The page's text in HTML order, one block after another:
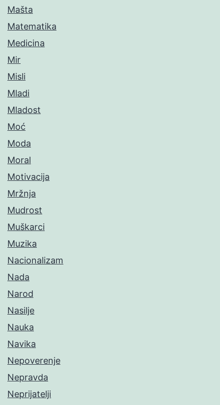
Mašta
Matematika
Medicina
Mir
Misli
Mladi
Mladost
Moć
Moda
Moral
Motivacija
Mržnja
Mudrost
Muškarci
Muzika
Nacionalizam
Nada
Narod
Nasilje
Nauka
Navika
Nepoverenje
Nepravda
Neprijatelji